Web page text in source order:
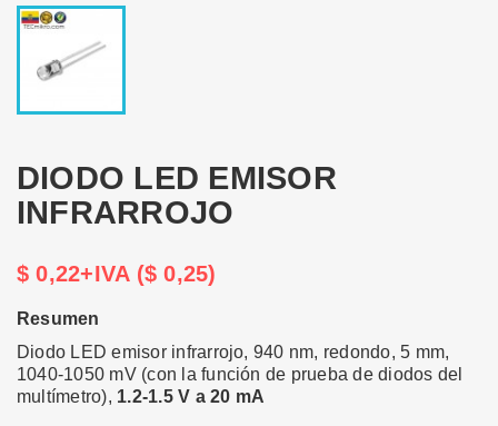
DIODO LED EMISOR
INFRARROJO
$ 0,22+IVA ($ 0,25)
Resumen
Diodo LED emisor infrarrojo, 940 nm, redondo, 5 mm,
1040-1050 mV (con la función de prueba de diodos del
multímetro), 1.2-1.5 V a 20 mA